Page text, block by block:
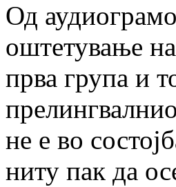
Од
оштетување
прва група и
не е во
ниту пак да